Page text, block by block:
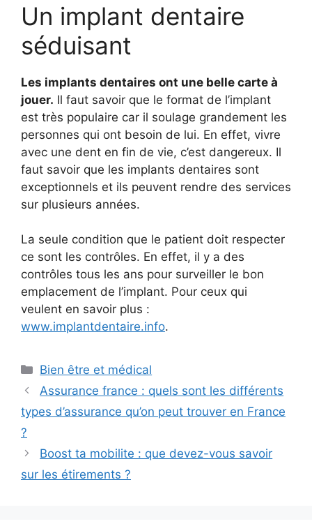
Un implant dentaire
séduisant
Les implants dentaires ont une belle carte à
jouer. Il faut savoir que le format de l’implant
est très populaire car il soulage grandement les
personnes qui ont besoin de lui. En effet, vivre
avec une dent en fin de vie, c’est dangereux. Il
faut savoir que les implants dentaires sont
exceptionnels et ils peuvent rendre des services
sur plusieurs années.
La seule condition que le patient doit respecter
ce sont les contrôles. En effet, il y a des
contrôles tous les ans pour surveiller le bon
emplacement de l’implant. Pour ceux qui
veulent en savoir plus :
www.implantdentaire.info.
Catégories
Bien être et médical
Assurance france : quels sont les différents
types d’assurance qu’on peut trouver en France
?
Boost ta mobilite : que devez-vous savoir
sur les étirements ?